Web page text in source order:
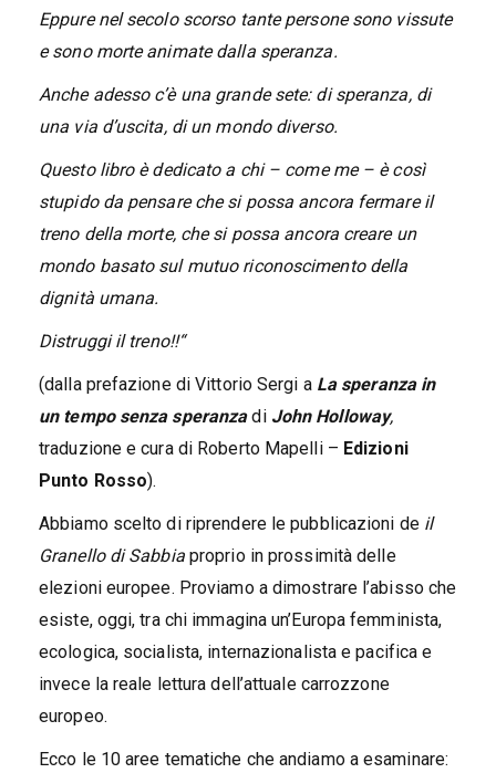
Eppure nel secolo scorso tante persone sono vissute
e sono morte animate dalla speranza.
Anche adesso c’è una grande sete: di speranza, di
una via d’uscita, di un mondo diverso.
Questo libro è dedicato a chi – come me – è così
stupido da pensare che si possa ancora fermare il
treno della morte, che si possa ancora creare un
mondo basato sul mutuo riconoscimento della
dignità umana.
Distruggi il treno!!“
(dalla prefazione di Vittorio Sergi a La speranza in
un tempo senza speranzadi John Holloway,
traduzione e cura di Roberto Mapelli – Edizioni
Punto Rosso).
Abbiamo scelto di riprendere le pubblicazioni de il
Granello di Sabbiaproprio in prossimità delle
elezioni europee. Proviamo a dimostrare l’abisso che
esiste, oggi, tra chi immagina un’Europa femminista,
ecologica, socialista, internazionalista e pacifica e
invece la reale lettura dell’attuale carrozzone
europeo.
Ecco le 10 aree tematiche che andiamo a esaminare: